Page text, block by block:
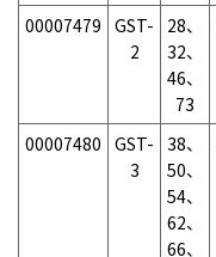
00007479 GST-
2
28、
32、
46、
73
00007480 GST-
3
38、
50、
54、
62、
66、